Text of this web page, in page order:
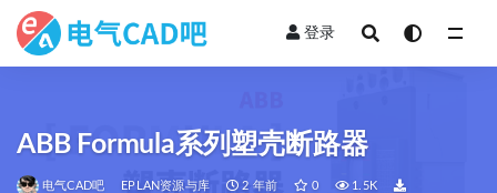
登录
ABB Formula系列塑壳断路器
电气CAD吧 EPLAN资源与库 2 年前 0 1.5K